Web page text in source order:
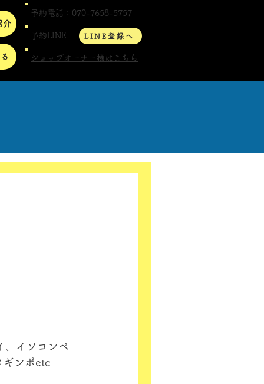
介
予約電話： 070-7658-5757
予約LINE LINE登録へ
ショップオーナー様はこちら
、イソコンペ
ギンポetc